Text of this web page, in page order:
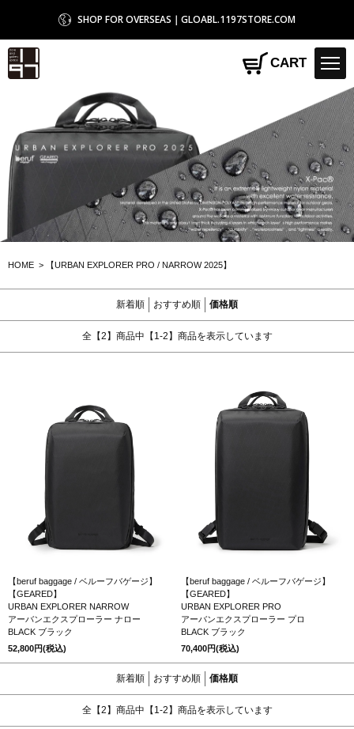
SHOP FOR OVERSEAS｜GLOABL.1197STORE.COM
CART
HOME > 【URBAN EXPLORER PRO / NARROW 2025】
新着順 おすすめ順 価格順
全【2】商品中【1-2】商品を表示しています
【beruf baggage / ベルーフバゲージ】
【GEARED】
URBAN EXPLORER NARROW
アーバンエクスプローラー ナロー
BLACK ブラック
52,800円(税込)
【beruf baggage / ベルーフバゲージ】
【GEARED】
URBAN EXPLORER PRO
アーバンエクスプローラー プロ
BLACK ブラック
70,400円(税込)
新着順 おすすめ順 価格順
全【2】商品中【1-2】商品を表示しています